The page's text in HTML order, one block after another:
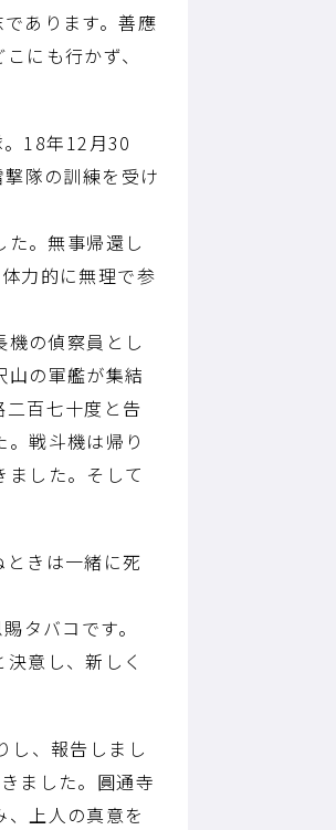
あります。善應
にも行かず、
18年12月30
隊の訓練を受け
。無事帰還し
力的に無理で参
の偵察員とし
の軍艦が集結
百七十度と告
戦斗機は帰り
した。そして
きは一緒に死
タバコです。
意し、新しく
し、報告しまし
ました。圓通寺
上人の真意を